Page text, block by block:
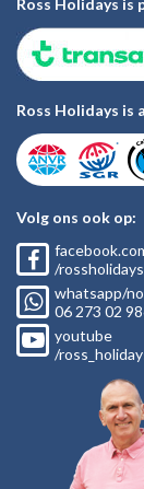
Ross Holidays is
Volg ons ook op:
/rossholidays
whatsapp/
06 273 02
youtube
/